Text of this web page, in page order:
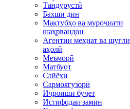
Тандурустӣ
Бахши дин
Мактубҳо ва муроҷиати
шаҳрвандон
Агентии меҳнат ва шуғли
аҳолӣ
Меъморӣ
Матбуот
Сайёҳӣ
Сармоягузорӣ
Иҷроиши буҷет
Истифодаи замин